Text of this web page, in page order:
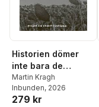
Historien dömer
inte bara de
besegrade : essäer
om kriget i Ukraina
Martin Kragh
Inbunden, 2026
279 kr